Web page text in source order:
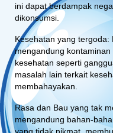
ini dapat berdampak
dikonsumsi.
Kesehatan yang
mengandung
kesehatan seperti
masalah lain terkait
membahayakan.
Rasa dan Bau yang tak
mengandung bahan-
yang tidak nikmat,